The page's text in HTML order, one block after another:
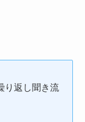
り返し聞き流